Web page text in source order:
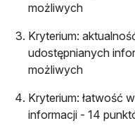
możliwych
Kryterium:
udostępnianych
możliwych
Kryterium: łatwość
informacji - 14